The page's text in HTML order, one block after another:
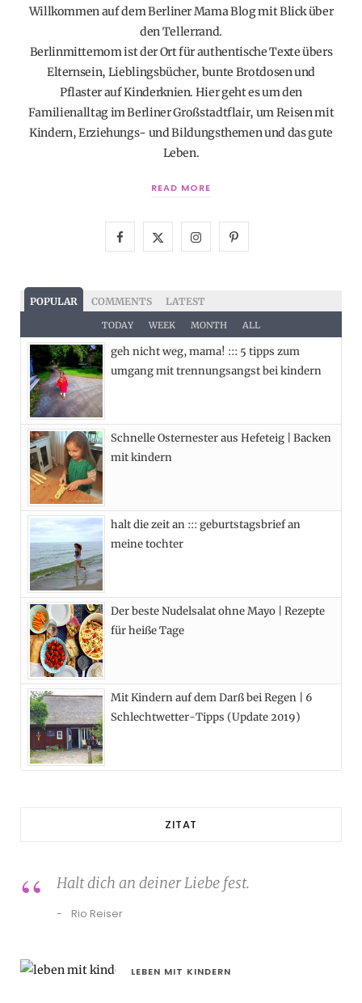
Willkommen auf dem Berliner Mama Blog mit Blick über
den Tellerrand.
Berlinmittemom ist der Ort für authentische Texte übers
Elternsein, Lieblingsbücher, bunte Brotdosen und
Pflaster auf Kinderknien. Hier geht es um den
Familienalltag im Berliner Großstadtflair, um Reisen mit
Kindern, Erziehungs- und Bildungsthemen und das gute
Leben.
READ MORE
c
e
b
k
T
w
i
e
I
s
t
a
a
P
e
s
POPULAR COMMENTS LATEST
TODAY WEEK MONTH ALL
geh nicht weg, mama! ::: 5 tipps zum
umgang mit trennungsangst bei kindern
Schnelle Osternester aus Hefeteig | Backen
mit kindern
halt die zeit an ::: geburtstagsbrief an
meine tochter
Der beste Nudelsalat ohne Mayo | Rezepte
für heiße Tage
Mit Kindern auf dem Darß bei Regen | 6
Schlechtwetter-Tipps (Update 2019)
ZITAT
Halt dich an deiner Liebe fest.
Rio Reiser
LEBEN MIT KINDERN